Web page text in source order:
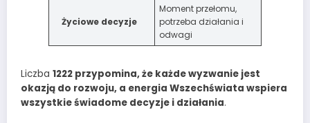
Życiowe decyzje
Moment przełomu,
potrzeba działania i
odwagi
Liczba 1222 przypomina, że każde wyzwanie jest
okazją do rozwoju, a energia Wszechświata wspiera
wszystkie świadome decyzje i działania.